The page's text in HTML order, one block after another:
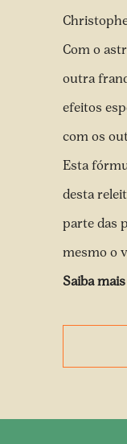
Com o
outra
efeitos
com os
Esta
desta
parte das
mesmo o
Saiba